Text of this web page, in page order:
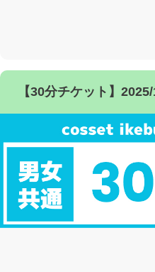
【30分チケット】